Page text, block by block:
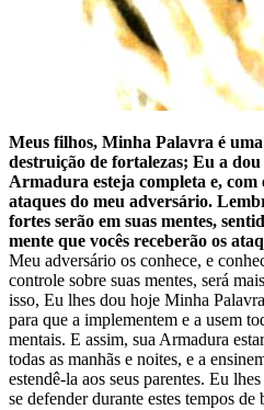
Meus filhos, Minha Palavra é
destruição de fortalezas; Eu a dou
Armadura esteja completa e, com
ataques do meu adversário.
fortes serão em suas mentes,
mente que vocês receberão os
Meu adversário os conhece, e
controle sobre suas mentes, será
isso, Eu lhes dou hoje Minha
para que a implementem e a usem
mentais. E assim, sua Armadura
todas as manhãs e noites, e a
estendê-la aos seus parentes. Eu
se defender durante estes tempos de